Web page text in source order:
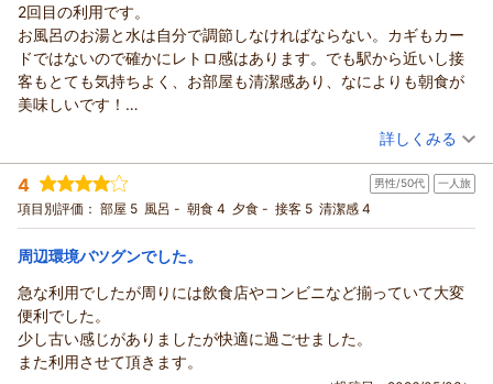
市原マリンホテルからの返信
この度は市原マリンホテルにご宿泊いただき、誠にありがとう
ございます。
お忙しい中貴重なご意見を頂きましてありがとうございます。
築年数は経過しており古さが目立ってきておりますが、少しず
これからも、より快適にお過ごしいただけるホテルを目指し、
精進して参ります。
またのご利用を心よりお待ち申し上げております。
副支配人 大西
2回目の利用です。
お風呂のお湯と水は自分で調節しなければならない。カギもカー
ドではないので確かにレトロ感はあります。でも駅から近いし接
客もとても気持ちよく、お部屋も清潔感あり、なによりも朝食が
美味しいです！
もともと和食が好きな私には朝から煮物に囲まれて‥特に肉じゃが
白米も柔らかくて、豆腐にサラダにヨーグルト、フルーツまでつ
いて、朝から大変贅沢でした。
窓際のカウンター席はすっかりお気に入りです（笑）
げました。
また仕事の時は行きますので、よろしくお願いします^ ^
（投稿日：2026/05/11）
宿泊時期： 2026年05月宿泊 (出張)
投稿者： まるちゃんさん
宿泊プラン： 【朝食付】大好評の和洋朝食バイキング！観光・お仕事の前に
しっかり食べて1日の活力をチャージ
シングル 朝のみ
宿泊価格帯： 7,001～8,000円(大人一人あたり/税込)
市原マリンホテルからの返信
この度も市原マリンホテルをご利用いただき、誠にありがとう
ございます。
お忙しい中今回貴重なご意見をいだだき、ありがとうございま
詳しくみる
4 男性/50代 一人旅
項目別評価： 部屋 5 風呂 - 朝食 4 夕食 - 接客 5 清潔感 4
周辺環境バツグンでした。
急な利用でしたが周りには飲食店やコンビニなど揃っていて大変
便利でした。
少し古い感じがありましたが快適に過ごせました。
また利用させて頂きます。